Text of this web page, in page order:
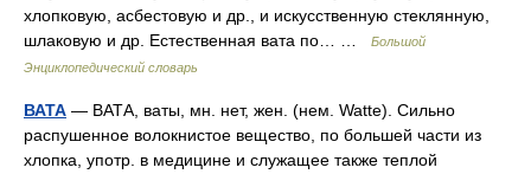
хлопковую, асбестовую и др., и искусственную стеклянную,
шлаковую и др. Естественная вата по… …
Большой
Энциклопедический словарь
ВАТА — ВАТА, ваты, мн. нет, жен. (нем. Watte). Сильно
распушенное волокнистое вещество, по большей части из
хлопка, употр. в медицине и служащее также теплой